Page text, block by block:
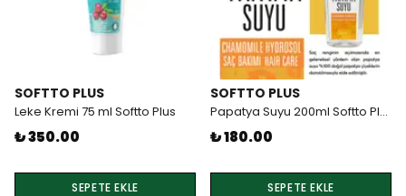
SOFTTO PLUS
Leke Kremi 75 ml Softto Plus
₺ 350.00
SEPETE EKLE
SOFTTO PLUS
Papatya Suyu 200ml Softto Plus
₺ 180.00
SEPETE EKLE